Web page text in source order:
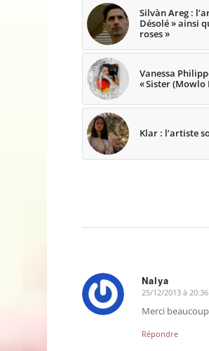
Silvàn Areg :
Désolé » ainsi
roses »
Vanessa
« Sister (Mowlo
Klar : l’artiste
Nalya
dit
:
25/12/2013 à 20:36
Merci
Répondre